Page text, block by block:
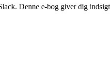
Denne e-bog giver dig